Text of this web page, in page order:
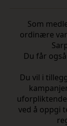
Som
ordinære
Du får
Du vil i
ved å oppgi